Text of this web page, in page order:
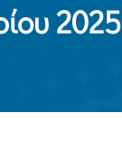
2025